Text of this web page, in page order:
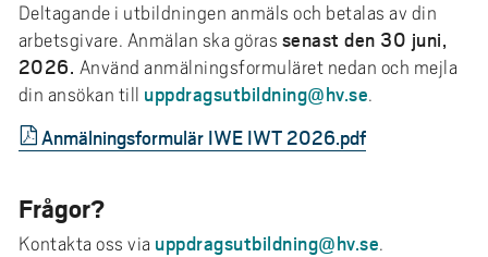
Deltagande i utbildningen anmäls och betalas av din
arbetsgivare. Anmälan ska göras senast den 30 juni,
2026. Använd anmälningsformuläret nedan och mejla
din ansökan till uppdragsutbildning@hv.se.
Anmälningsformulär IWE IWT 2026.pdf
Frågor?
Kontakta oss via uppdragsutbildning@hv.se.